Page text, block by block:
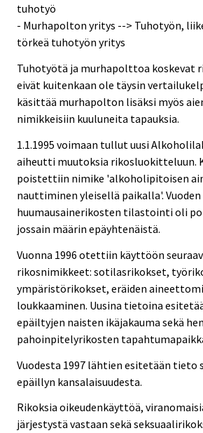
tuhotyö
- Murhapolton yritys --> Tuhotyön,
törkeä tuhotyön yritys
Tuhotyötä ja murhapolttoa koskevat
eivät kuitenkaan ole täysin
käsittää murhapolton lisäksi myös
nimikkeisiin kuuluneita tapauksia.
1.1.1995 voimaan tullut uusi
aiheutti muutoksia rikosluokitteluun.
poistettiin nimike 'alkoholipitoisen
nauttiminen yleisellä paikalla'. Vuoden
huumausainerikosten tilastointi oli
jossain määrin epäyhtenäistä.
Vuonna 1996 otettiin käyttöön
rikosnimikkeet: sotilasrikokset,
ympäristörikokset, eräiden
loukkaaminen. Uusina tietoina
epäiltyjen naisten ikäjakauma sekä
pahoinpitelyrikosten
Vuodesta 1997 lähtien esitetään tieto
epäillyn kansalaisuudesta.
Rikoksia oikeudenkäyttöä,
järjestystä vastaan sekä